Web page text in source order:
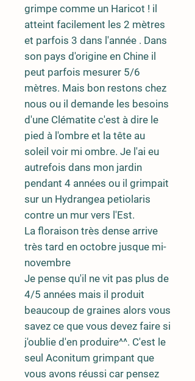
grimpe comme un Haricot ! il
atteint facilement les 2 mètres
et parfois 3 dans l'année . Dans
son pays d'origine en Chine il
peut parfois mesurer 5/6
mètres. Mais bon restons chez
nous ou il demande les besoins
d'une Clématite c'est à dire le
pied à l'ombre et la tête au
soleil voir mi ombre. Je l'ai eu
autrefois dans mon jardin
pendant 4 années ou il grimpait
sur un Hydrangea petiolaris
contre un mur vers l'Est.
La floraison très dense arrive
très tard en octobre jusque mi-
novembre
Je pense qu'il ne vit pas plus de
4/5 années mais il produit
beaucoup de graines alors vous
savez ce que vous devez faire si
j'oublie d'en produire^^. C'est le
seul Aconitum grimpant que
vous avons réussi car pensez